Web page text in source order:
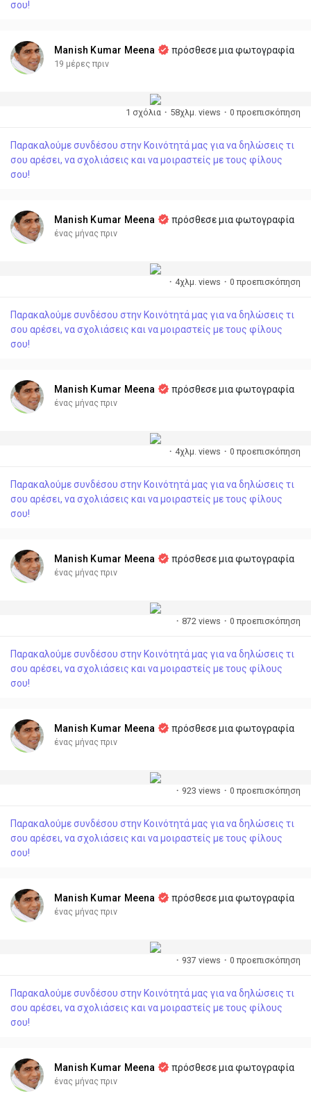
σου!
Manish Kumar Meena πρόσθεσε μια φωτογραφία
19 μέρες πριν
1 σχόλια · 58χλμ. views · 0 προεπισκόπηση
Παρακαλούμε συνδέσου στην Κοινότητά μας για να δηλώσεις τι
σου αρέσει, να σχολιάσεις και να μοιραστείς με τους φίλους
σου!
Manish Kumar Meena πρόσθεσε μια φωτογραφία
ένας μήνας πριν
· 4χλμ. views · 0 προεπισκόπηση
Παρακαλούμε συνδέσου στην Κοινότητά μας για να δηλώσεις τι
σου αρέσει, να σχολιάσεις και να μοιραστείς με τους φίλους
σου!
Manish Kumar Meena πρόσθεσε μια φωτογραφία
ένας μήνας πριν
· 4χλμ. views · 0 προεπισκόπηση
Παρακαλούμε συνδέσου στην Κοινότητά μας για να δηλώσεις τι
σου αρέσει, να σχολιάσεις και να μοιραστείς με τους φίλους
σου!
Manish Kumar Meena πρόσθεσε μια φωτογραφία
ένας μήνας πριν
· 872 views · 0 προεπισκόπηση
Παρακαλούμε συνδέσου στην Κοινότητά μας για να δηλώσεις τι
σου αρέσει, να σχολιάσεις και να μοιραστείς με τους φίλους
σου!
Manish Kumar Meena πρόσθεσε μια φωτογραφία
ένας μήνας πριν
· 923 views · 0 προεπισκόπηση
Παρακαλούμε συνδέσου στην Κοινότητά μας για να δηλώσεις τι
σου αρέσει, να σχολιάσεις και να μοιραστείς με τους φίλους
σου!
Manish Kumar Meena πρόσθεσε μια φωτογραφία
ένας μήνας πριν
· 937 views · 0 προεπισκόπηση
Παρακαλούμε συνδέσου στην Κοινότητά μας για να δηλώσεις τι
σου αρέσει, να σχολιάσεις και να μοιραστείς με τους φίλους
σου!
Manish Kumar Meena πρόσθεσε μια φωτογραφία
ένας μήνας πριν